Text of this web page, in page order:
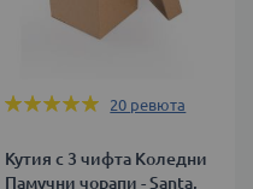
Оценка:
20 ревюта
Кутия с 3 чифта Коледни
Памучни чорапи - Santa,